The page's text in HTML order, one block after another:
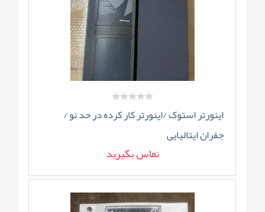
اینورتر استوک /اینورتر کار کرده در حد نو /
جفران ایتالیایی
تماس بگیرید